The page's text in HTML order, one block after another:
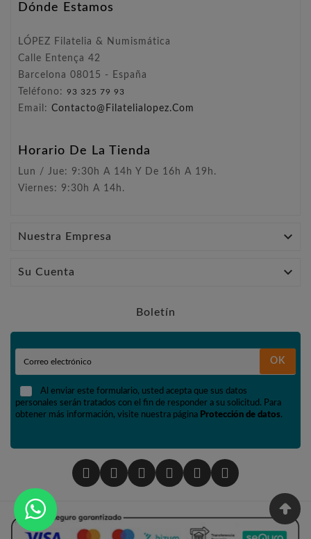
Dónde Estamos
LÓPEZ Filatelia & Numismática
Calle Entença 42
Barcelona 08015 - España
Teléfono: 93 325 79 93
Email: Contacto@filatelialopez.com
Horario De La Tienda
Lun / Jue: 9:30h A 14h Y De 16h A 19h.
Viernes: 9:30h A 14h.
Nuestra Empresa 
Su Cuenta 
Boletín
OK
Al enviar este formulario, usted acepta que sus datos
personales serán tratados con el fin de responder a su solicitud. Para
obtener más información, visite nuestra página Protección de datos.